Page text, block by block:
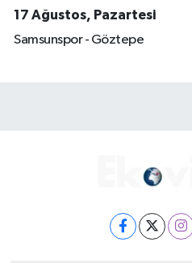
17 Ağustos, Pazartesi
Samsunspor - Göztepe